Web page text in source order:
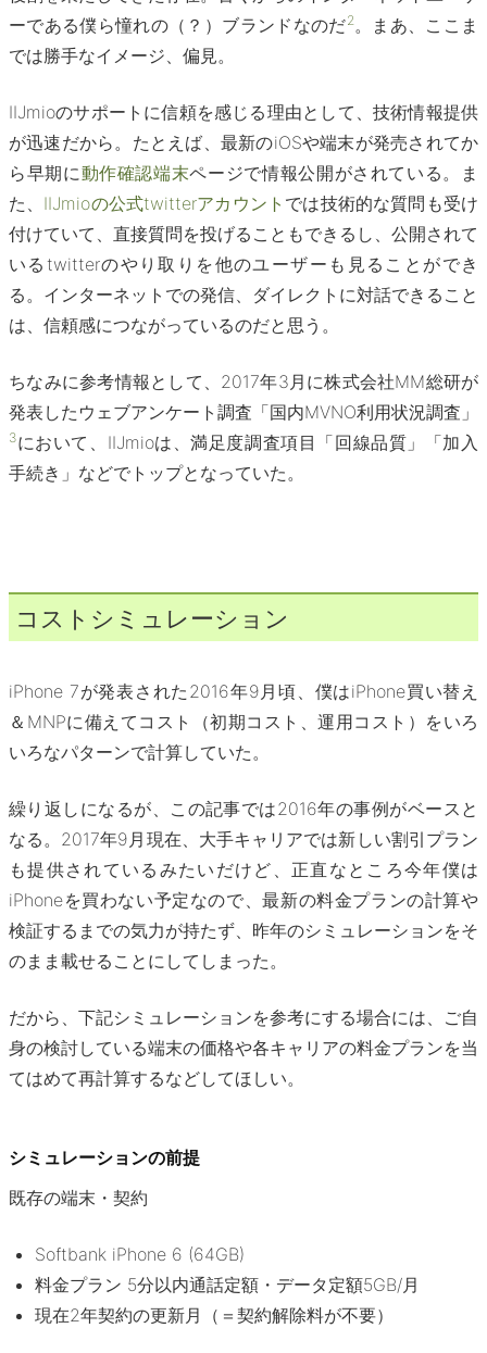
ーである僕ら憧れの（？）ブランドなのだ2。まあ、ここま
では勝手なイメージ、偏見。
IIJmioのサポートに信頼を感じる理由として、技術情報提供
が迅速だから。たとえば、最新のiOSや端末が発売されてか
ら早期に動作確認端末ページで情報公開がされている。ま
た、 IIJmioの公式twitterアカウント では技術的な質問も受け
付けていて、直接質問を投げることもできるし、公開されて
いるtwitterのやり取りを他のユーザーも見ることができ
る。インターネットでの発信、ダイレクトに対話できること
は、信頼感につながっているのだと思う。
ちなみに参考情報として、2017年3月に株式会社MM総研が
発表したウェブアンケート調査「国内MVNO利用状況調査」
3において、IIJmioは、満足度調査項目「回線品質」「加入
手続き」などでトップとなっていた。
コストシミュレーション
iPhone 7が発表された2016年9月頃、僕はiPhone買い替え
＆MNPに備えてコスト（初期コスト、運用コスト）をいろ
いろなパターンで計算していた。
繰り返しになるが、この記事では2016年の事例がベースと
なる。2017年9月現在、大手キャリアでは新しい割引プラン
も提供されているみたいだけど、正直なところ今年僕は
iPhoneを買わない予定なので、最新の料金プランの計算や
検証するまでの気力が持たず、昨年のシミュレーションをそ
のまま載せることにしてしまった。
だから、下記シミュレーションを参考にする場合には、ご自
身の検討している端末の価格や各キャリアの料金プランを当
てはめて再計算するなどしてほしい。
シミュレーションの前提
既存の端末・契約
Softbank iPhone 6 (64GB)
料金プラン 5分以内通話定額・データ定額5GB/月
現在2年契約の更新月（＝契約解除料が不要）